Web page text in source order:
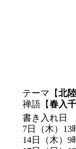
テーマ【北
禅語【春入
書き入れ日
7日（木）13
14日（木） 9